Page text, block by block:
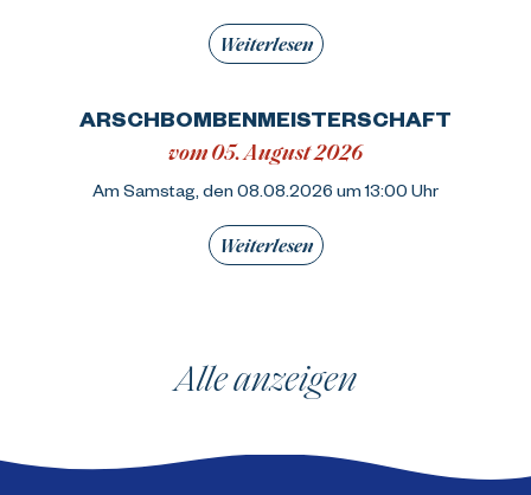
Weiterlesen
ARSCHBOMBENMEISTERSCHAFT
vom 05. August 2026
Am Samstag, den 08.08.2026 um 13:00 Uhr
Weiterlesen
Alle anzeigen